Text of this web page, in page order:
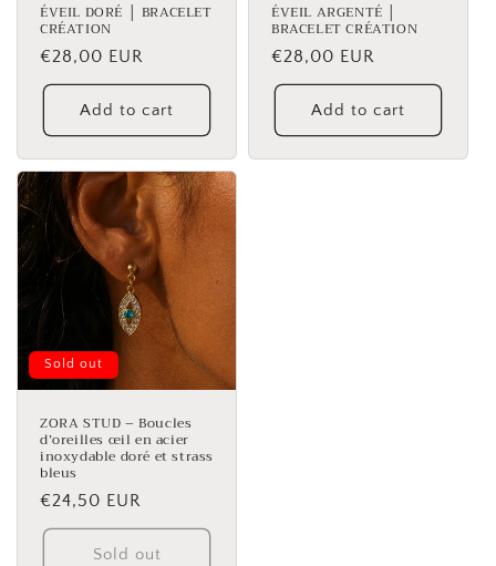
ÉVEIL DORÉ │ BRACELET
CRÉATION
Regular
price
€28,00 EUR
Add to cart
ÉVEIL ARGENTÉ │
BRACELET CRÉATION
Regular
price
€28,00 EUR
Add to cart
Sold out
ZORA STUD – Boucles
d’oreilles œil en acier
inoxydable doré et strass
bleus
Regular
price
€24,50 EUR
Sold out